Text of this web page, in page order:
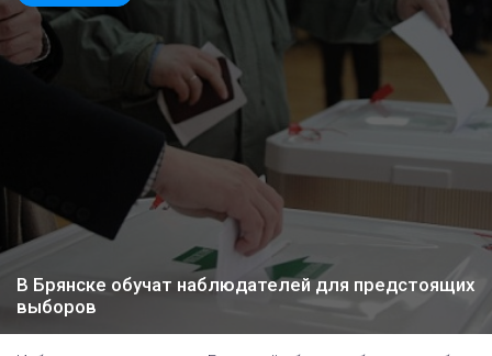
В Брянске обучат наблюдателей для предстоящих
выборов